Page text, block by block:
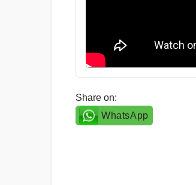
Share on:
WhatsApp